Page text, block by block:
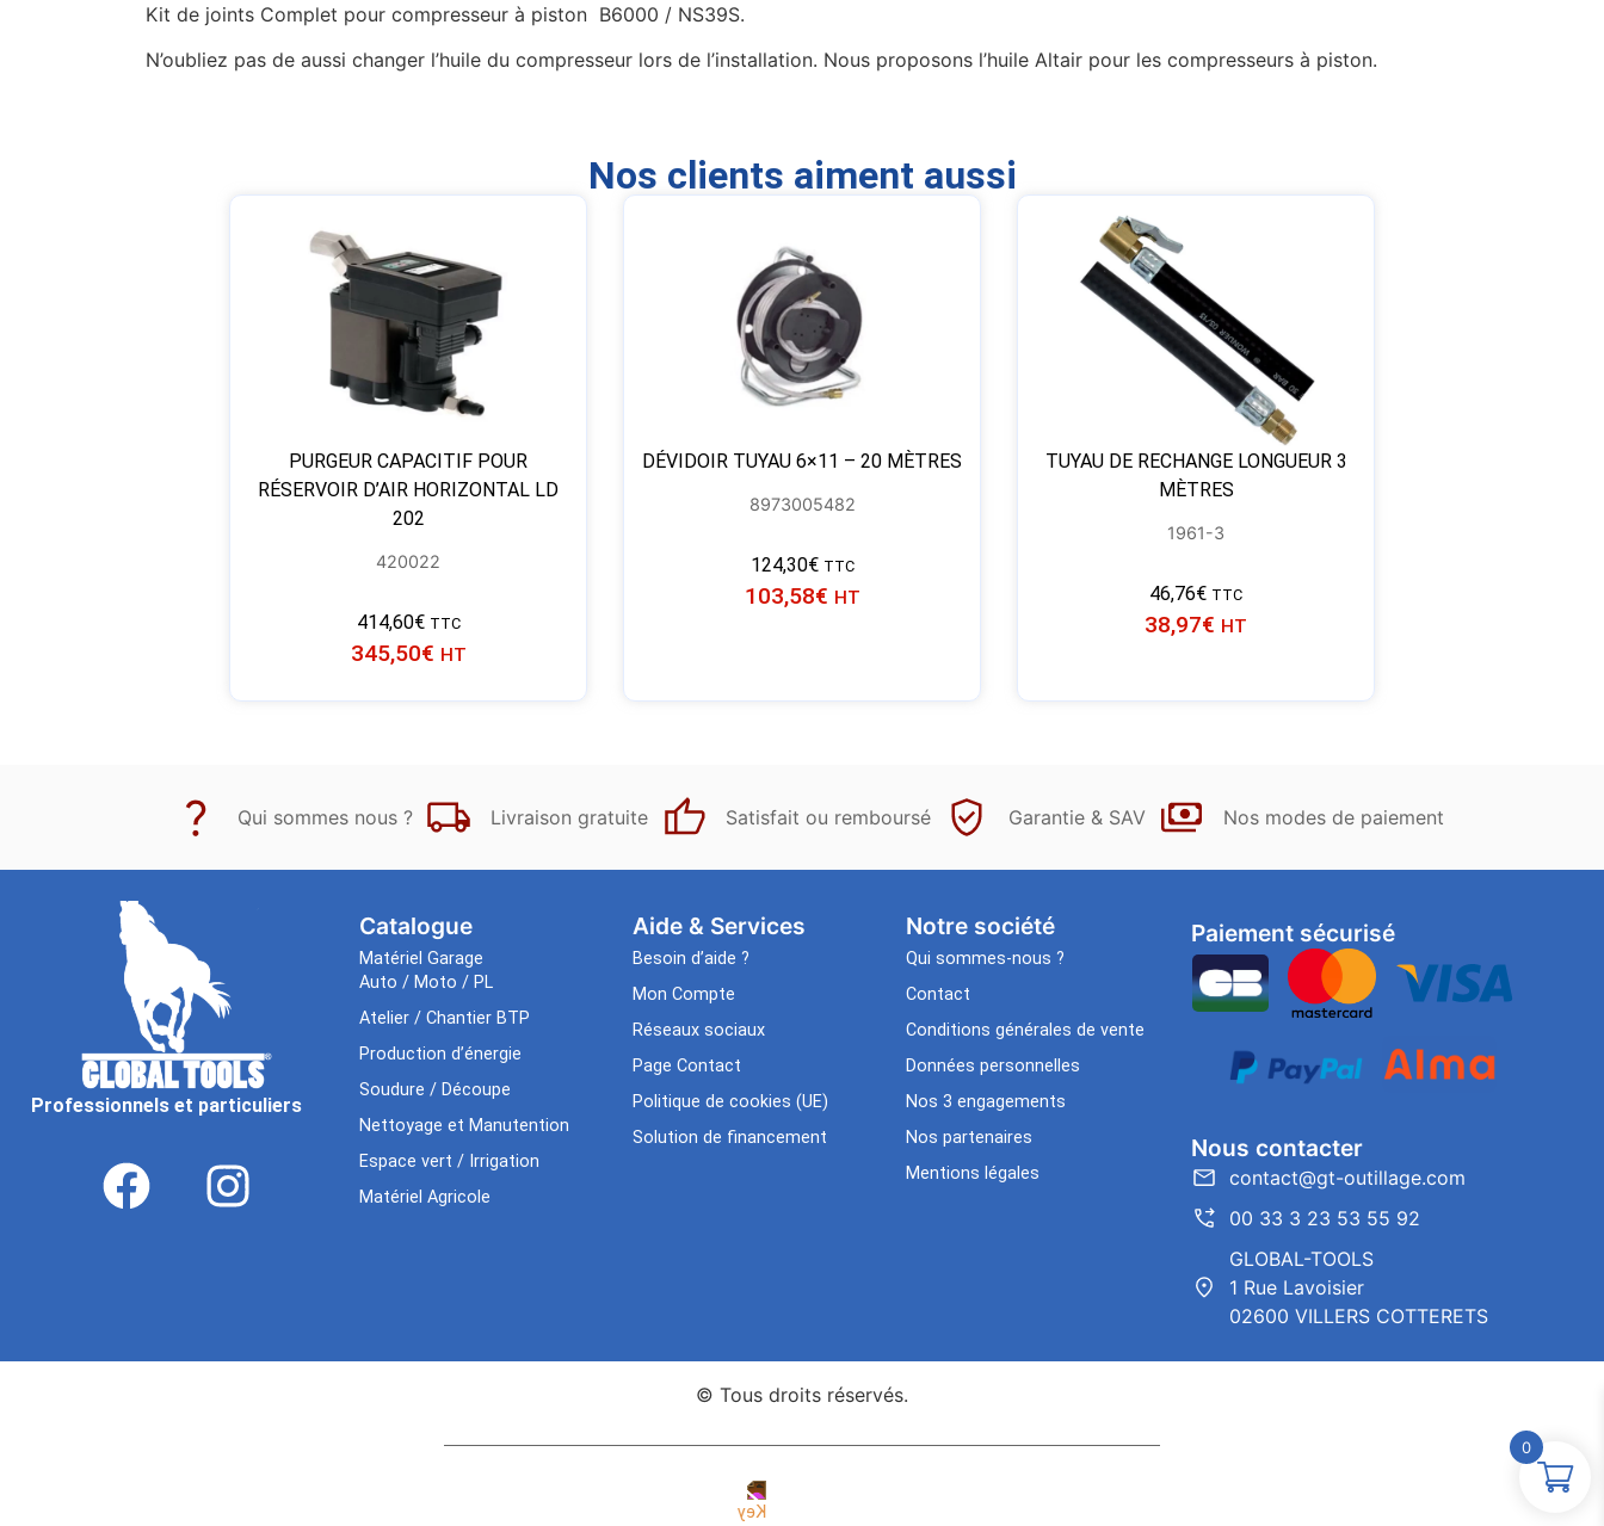
Kit de joints Complet pour compresseur à piston B6000 / NS39S.
N’oubliez pas de aussi changer l’huile du compresseur lors de l’installation. Nous proposons l’huile Altair pour les compresseurs à piston.
Nos clients aiment aussi
PURGEUR CAPACITIF POUR
RÉSERVOIR D’AIR HORIZONTAL LD
202
420022
414,60€ TTC
345,50€ HT
DÉVIDOIR TUYAU 6×11 – 20 MÈTRES
8973005482
124,30€ TTC
103,58€ HT
TUYAU DE RECHANGE LONGUEUR 3
MÈTRES
1961-3
46,76€ TTC
38,97€ HT
Qui sommes nous ? Livraison gratuite Satisfait ou remboursé Garantie & SAV Nos modes de paiement
Professionnels et particuliers
Catalogue
Matériel Garage
Auto / Moto / PL
Atelier / Chantier BTP
Production d’énergie
Soudure / Découpe
Nettoyage et Manutention
Espace vert / Irrigation
Matériel Agricole
Aide & Services​
Besoin d’aide ?
Mon Compte
Réseaux sociaux
Page Contact
Politique de cookies (UE)
Solution de financement
Notre société
Qui sommes-nous ?
Contact
Conditions générales de vente
Données personnelles
Nos 3 engagements
Nos partenaires
Mentions légales
Paiement sécurisé
Nous contacter
contact@gt-outillage.com
00 33 3 23 53 55 92
GLOBAL-TOOLS
1 Rue Lavoisier
02600 VILLERS COTTERETS
© Tous droits réservés.
0